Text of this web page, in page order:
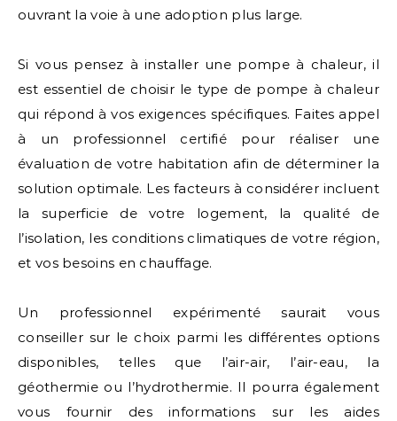
ouvrant la voie à une adoption plus large.
Si vous pensez à installer une pompe à chaleur, il
est essentiel de choisir le type de pompe à chaleur
qui répond à vos exigences spécifiques. Faites appel
à un professionnel certifié pour réaliser une
évaluation de votre habitation afin de déterminer la
solution optimale. Les facteurs à considérer incluent
la superficie de votre logement, la qualité de
l’isolation, les conditions climatiques de votre région,
et vos besoins en chauffage.
Un professionnel expérimenté saurait vous
conseiller sur le choix parmi les différentes options
disponibles, telles que l’air-air, l’air-eau, la
géothermie ou l’hydrothermie. Il pourra également
vous fournir des informations sur les aides